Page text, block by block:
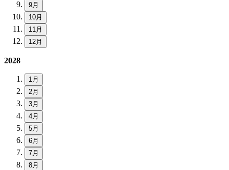
9月
10月
11月
12月
2028
1月
2月
3月
4月
5月
6月
7月
8月